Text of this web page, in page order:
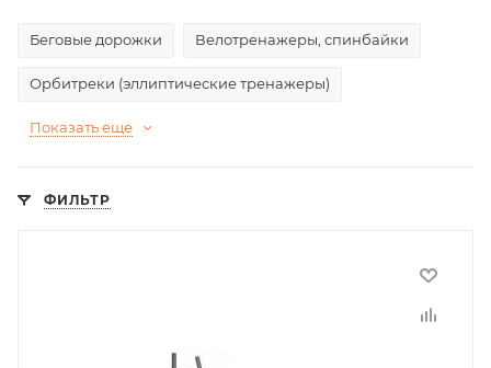
Беговые дорожки Велотренажеры, спинбайки
Орбитреки (эллиптические тренажеры)
Показать еще
ФИЛЬТР